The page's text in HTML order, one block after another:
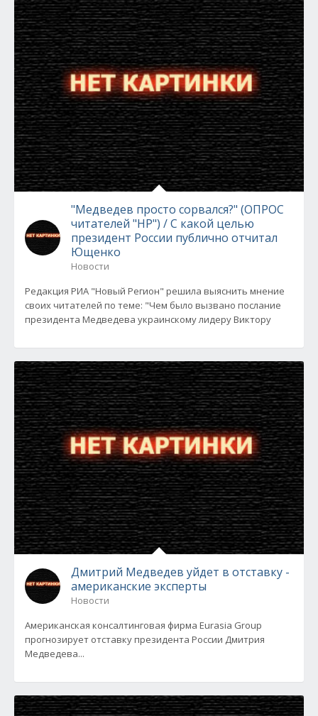
"Медведев просто сорвался?" (ОПРОС
читателей "НР") / С какой целью
президент России публично отчитал
Ющенко
Новости
Редакция РИА "Новый Регион" решила выяснить мнение
своих читателей по теме: "Чем было вызвано послание
президента Медведева украинскому лидеру Виктору
Дмитрий Медведев уйдет в отставку -
американские эксперты
Новости
Американская консалтинговая фирма Eurasia Group
прогнозирует отставку президента России Дмитрия
Медведева...